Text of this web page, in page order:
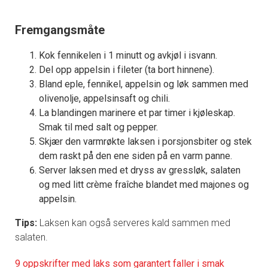
Fremgangsmåte
Kok fennikelen i 1 minutt og avkjøl i isvann.
Del opp appelsin i fileter (ta bort hinnene).
Bland eple, fennikel, appelsin og løk sammen med
olivenolje, appelsinsaft og chili.
La blandingen marinere et par timer i kjøleskap.
Smak til med salt og pepper.
Skjær den varmrøkte laksen i porsjonsbiter og stek
dem raskt på den ene siden på en varm panne.
Server laksen med et dryss av gressløk, salaten
og med litt crème fraîche blandet med majones og
appelsin.
Tips: Laksen kan også serveres kald sammen med
salaten.
9 oppskrifter med laks som garantert faller i smak